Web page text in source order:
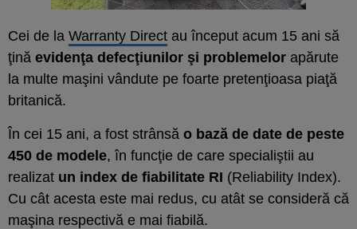
Cei de la Warranty Direct au început acum 15 ani să
ţină evidenţa defecţiunilor şi problemelor apărute
la multe maşini vândute pe foarte pretenţioasa piaţă
britanică.
În cei 15 ani, a fost strânsă o bază de date de peste
450 de modele, în funcţie de care specialiştii au
realizat un index de fiabilitate RI (Reliability Index).
Cu cât acesta este mai redus, cu atât se consideră că
maşina respectivă e mai fiabilă.